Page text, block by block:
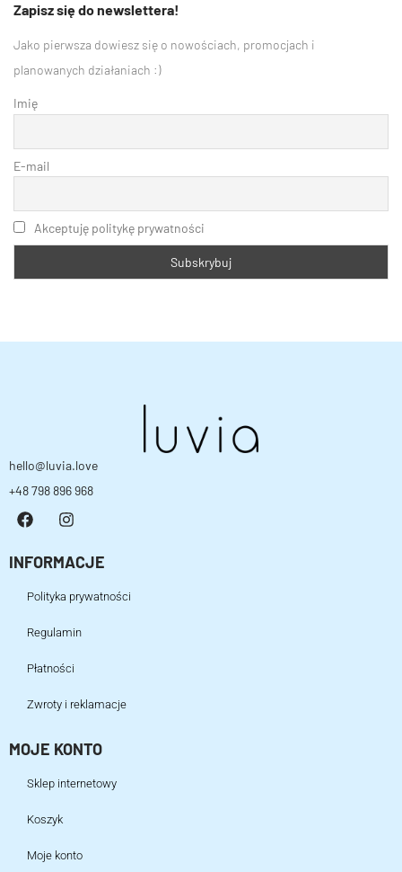
Zapisz się do newslettera!
Jako pierwsza dowiesz się o nowościach, promocjach i
planowanych działaniach :)
Imię
E-mail
Akceptuję politykę prywatności
hello@luvia.love
+48 798 896 968
INFORMACJE
Polityka prywatności
Regulamin
Płatności
Zwroty i reklamacje
MOJE KONTO
Sklep internetowy
Koszyk
Moje konto